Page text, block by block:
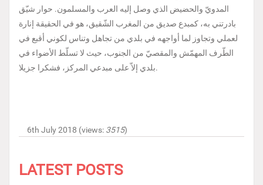
المدويّ والحضيض الذي وصل إليه العرب والمسلمون. حوار شيّق
بادرتني به، كمبدع صديق من المغرب الشّقيق، هو في الحقيقة إنارة
لعملي وتجاوز لما أواجهه في بلدي من تجاهل وتناس لكوني أقبع في
الطّرف المهمّش والمقصيّ من الجنوب، حيث لا تسلّط الأضواء في
بلدي إلاّ على مبدعي المركز، فشكرا جزيلا.
6th July 2018 (views: 3515)
LATEST POSTS